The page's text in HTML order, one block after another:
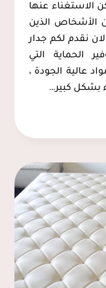
الاستغناء عنها
الأشخاص الذين
نقدم لكم جدار
الحماية التي
عالية الجودة ،
بشكل كبير…